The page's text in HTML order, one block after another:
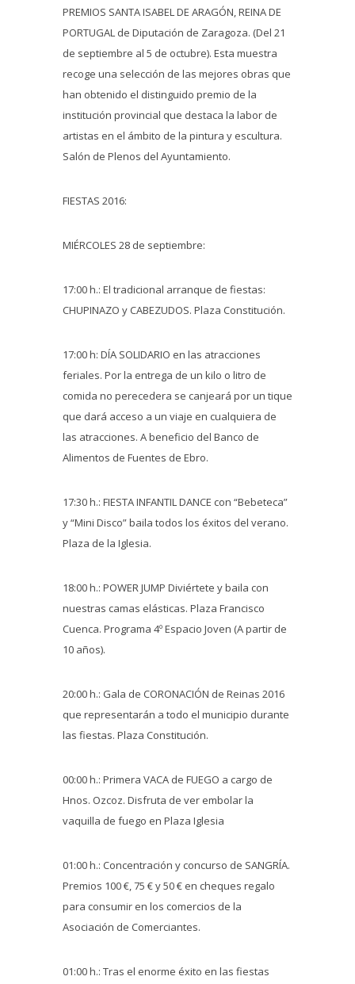
PREMIOS SANTA ISABEL DE ARAGÓN, REINA DE
PORTUGAL de Diputación de Zaragoza. (Del 21
de septiembre al 5 de octubre). Esta muestra
recoge una selección de las mejores obras que
han obtenido el distinguido premio de la
institución provincial que destaca la labor de
artistas en el ámbito de la pintura y escultura.
Salón de Plenos del Ayuntamiento.
FIESTAS 2016:
MIÉRCOLES 28 de septiembre:
17:00 h.: El tradicional arranque de fiestas:
CHUPINAZO y CABEZUDOS. Plaza Constitución.
17:00 h: DÍA SOLIDARIO en las atracciones
feriales. Por la entrega de un kilo o litro de
comida no perecedera se canjeará por un tique
que dará acceso a un viaje en cualquiera de
las atracciones. A beneficio del Banco de
Alimentos de Fuentes de Ebro.
17:30 h.: FIESTA INFANTIL DANCE con “Bebeteca”
y “Mini Disco” baila todos los éxitos del verano.
Plaza de la Iglesia.
18:00 h.: POWER JUMP Diviértete y baila con
nuestras camas elásticas. Plaza Francisco
Cuenca. Programa 4º Espacio Joven (A partir de
10 años).
20:00 h.: Gala de CORONACIÓN de Reinas 2016
que representarán a todo el municipio durante
las fiestas. Plaza Constitución.
00:00 h.: Primera VACA de FUEGO a cargo de
Hnos. Ozcoz. Disfruta de ver embolar la
vaquilla de fuego en Plaza Iglesia
01:00 h.: Concentración y concurso de SANGRÍA.
Premios 100 €, 75 € y 50 € en cheques regalo
para consumir en los comercios de la
Asociación de Comerciantes.
01:00 h.: Tras el enorme éxito en las fiestas